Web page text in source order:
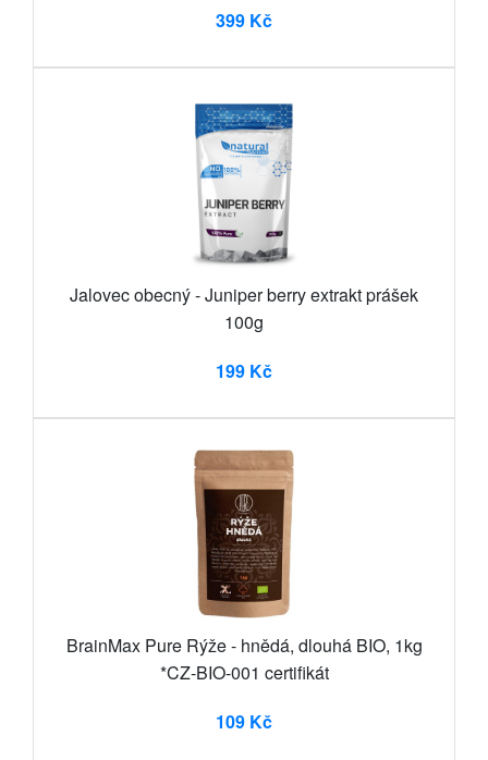
399 Kč
Jalovec obecný - Juniper berry extrakt prášek
100g
199 Kč
BrainMax Pure Rýže - hnědá, dlouhá BIO, 1kg
*CZ-BIO-001 certifikát
109 Kč